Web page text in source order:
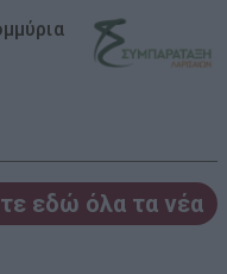
εδώ όλα τα νέα